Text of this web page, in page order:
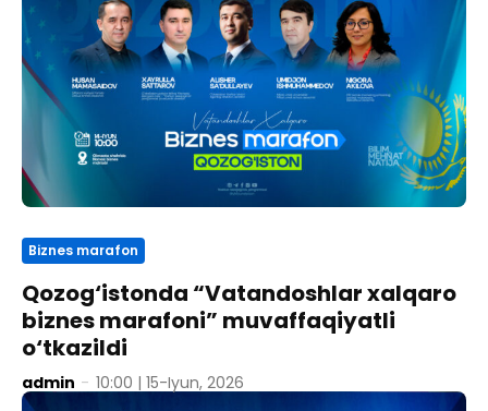
Biznes marafon
Qozog‘istonda “Vatandoshlar xalqaro
biznes marafoni” muvaffaqiyatli
o‘tkazildi
admin - 10:00 | 15-Iyun, 2026